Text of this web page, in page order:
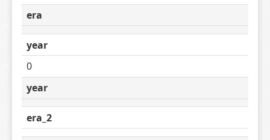
era
year
0
year
era_2